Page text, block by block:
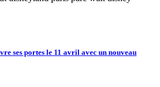
ses portes le 11 avril avec un nouveau